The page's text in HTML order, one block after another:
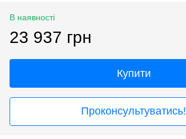
В наявності
23 937 грн
Купити
Проконсультуватись!